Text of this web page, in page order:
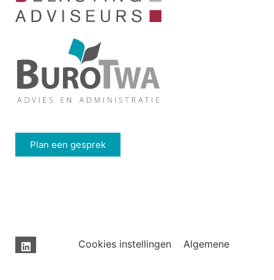
Plan een gesprek
Cookies instellingen Algemene